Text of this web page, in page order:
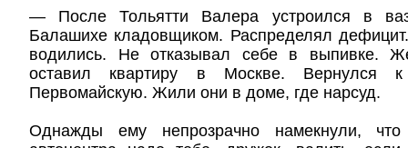
— После Тольятти Валера устроился в
Балашихе кладовщиком. Распределял
водились. Не отказывал себе в выпивке.
оставил квартиру в Москве. Вернулся
Первомайскую. Жили они в доме, где нарсуд.
Однажды ему непрозрачно намекнули, что